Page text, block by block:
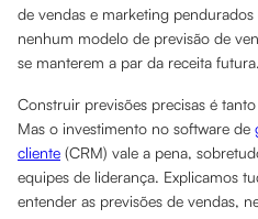
de vendas e marketing
nenhum modelo de previsão de
se manterem a par da receita futura.
Construir previsões precisas é
Mas o investimento no software de
cliente (CRM) vale a pena,
equipes de liderança. Explicamos
entender as previsões de vendas,